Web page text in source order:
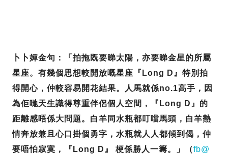
卜卜嬋金句：「拍拖既要睇太陽，亦要睇金星的所屬
星座。有幾個思想較開 放嘅星座『Long D』特別拍
得開心，仲較容易開花結果。人馬就係no.1高手，因
為佢哋天生識得尊重伴侶個人空間，『Long D』的
距離感唔係大問題。白羊同水瓶都叮噹馬頭，白羊熱
情奔放兼且心口掛個勇字，水瓶就人人都傾到偈，仲
要唔怕寂寞，『Long D』 梗係勝人一籌。」（fb@